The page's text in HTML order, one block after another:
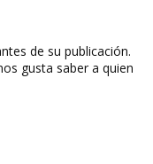
de su publicación.
gusta saber a quien